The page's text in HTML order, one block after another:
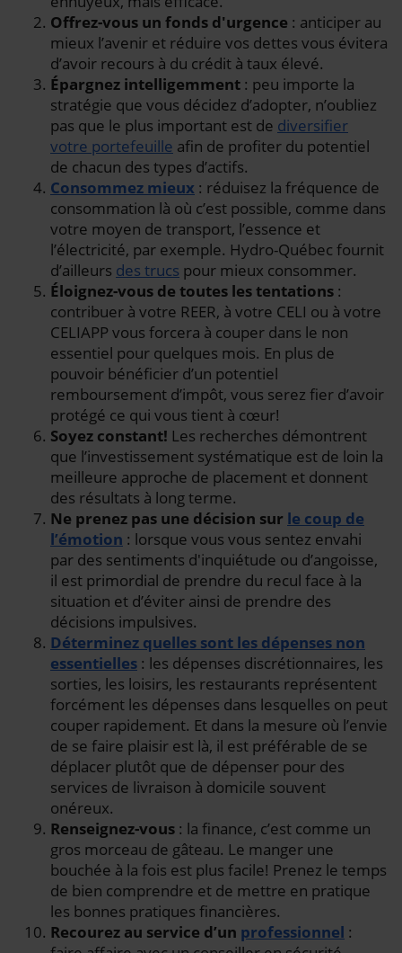
Offrez-vous un fonds d'urgence : anticiper au
mieux l’avenir et réduire vos dettes vous évitera
d’avoir recours à du crédit à taux élevé.
Épargnez intelligemment : peu importe la
stratégie que vous décidez d’adopter, n’oubliez
pas que le plus important est de diversifier
votre portefeuille afin de profiter du potentiel
de chacun des types d’actifs.
Consommez mieux : réduisez la fréquence de
consommation là où c’est possible, comme dans
votre moyen de transport, l’essence et
l’électricité, par exemple. Hydro-Québec fournit
d’ailleurs des trucs pour mieux consommer.
Éloignez-vous de toutes les tentations :
contribuer à votre REER, à votre CELI ou à votre
CELIAPP vous forcera à couper dans le non
essentiel pour quelques mois. En plus de
pouvoir bénéficier d’un potentiel
remboursement d’impôt, vous serez fier d’avoir
protégé ce qui vous tient à cœur!
Soyez constant! Les recherches démontrent
que l’investissement systématique est de loin la
meilleure approche de placement et donnent
des résultats à long terme.
Ne prenez pas une décision sur le coup de
l’émotion : lorsque vous vous sentez envahi
par des sentiments d'inquiétude ou d’angoisse,
il est primordial de prendre du recul face à la
situation et d’éviter ainsi de prendre des
décisions impulsives.
Déterminez quelles sont les dépenses non
essentielles : les dépenses discrétionnaires, les
sorties, les loisirs, les restaurants représentent
forcément les dépenses dans lesquelles on peut
couper rapidement. Et dans la mesure où l’envie
de se faire plaisir est là, il est préférable de se
déplacer plutôt que de dépenser pour des
services de livraison à domicile souvent
onéreux.
Renseignez-vous : la finance, c’est comme un
gros morceau de gâteau. Le manger une
bouchée à la fois est plus facile! Prenez le temps
de bien comprendre et de mettre en pratique
les bonnes pratiques financières.
Recourez au service d’un professionnel :